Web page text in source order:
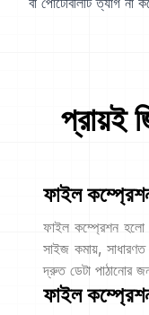
প্রায়ই
ফাইল
ফাইল কম্প্রেশন হলো
সাইজ কমায়, সাধারণত
দ্রুত ডেটা পাঠানোর
ফাইল